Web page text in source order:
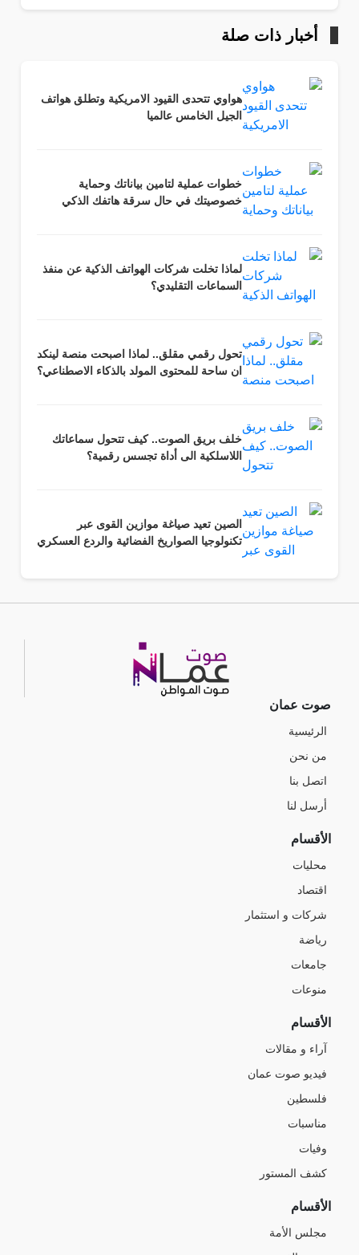
أخبار ذات صلة
هواوي تتحدى القيود الامريكية وتطلق هواتف
الجيل الخامس عالميا
خطوات عملية لتامين بياناتك وحماية
خصوصيتك في حال سرقة هاتفك الذكي
لماذا تخلت شركات الهواتف الذكية عن منفذ
السماعات التقليدي؟
تحول رقمي مقلق.. لماذا اصبحت منصة لينكد
ان ساحة للمحتوى المولد بالذكاء الاصطناعي؟
خلف بريق الصوت.. كيف تتحول سماعاتك
اللاسلكية الى أداة تجسس رقمية؟
الصين تعيد صياغة موازين القوى عبر
تكنولوجيا الصواريخ الفضائية والردع العسكري
صوت عمان
الرئيسية
من نحن
اتصل بنا
أرسل لنا
الأقسام
محليات
اقتصاد
شركات و استثمار
رياضة
جامعات
منوعات
الأقسام
آراء و مقالات
فيديو صوت عمان
فلسطين
مناسبات
وفيات
كشف المستور
الأقسام
مجلس الأمة